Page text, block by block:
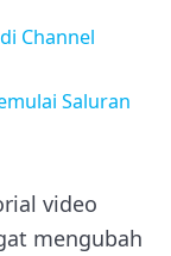
Channel
Saluran
video
mengubah